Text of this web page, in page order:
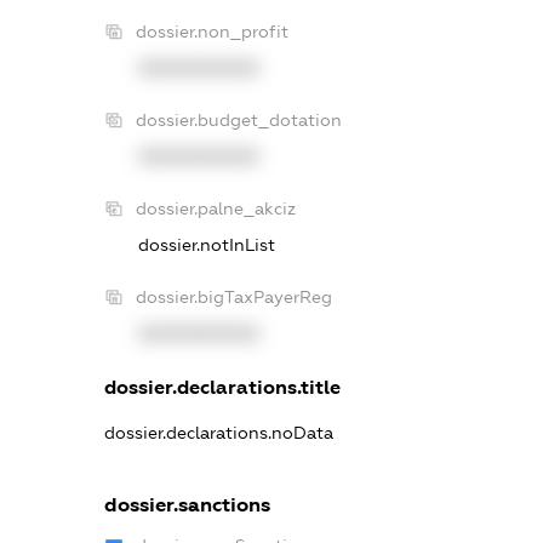
dossier.non_profit
dossier.budget_dotation
dossier.palne_akciz
dossier.notInList
dossier.bigTaxPayerReg
dossier.declarations.title
dossier.declarations.noData
dossier.sanctions